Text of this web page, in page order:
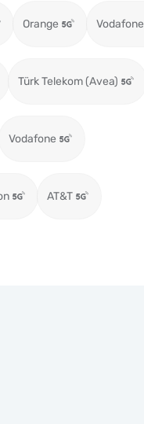
Orange Vodafone
Türk Telekom (Avea)
Vodafone
AT&T